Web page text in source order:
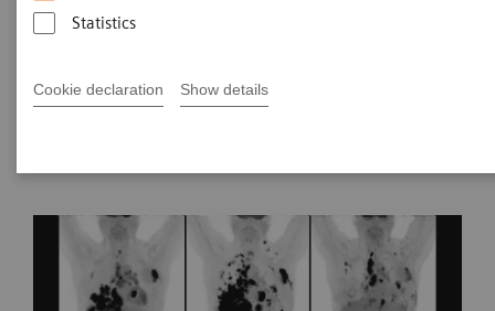
Statistics
Cookie declaration Show details
By Munir Ghesani, MD, FACNM,